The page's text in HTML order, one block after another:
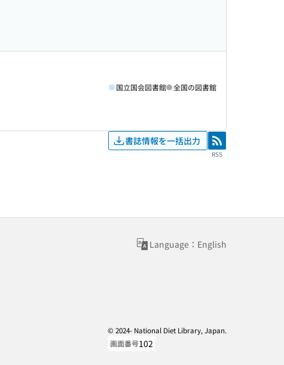
国立国会図書館 全国の図書館
書誌情報を一括出力 RSS
RSS
Language：English
© 2024- National Diet Library, Japan.
画面番号102